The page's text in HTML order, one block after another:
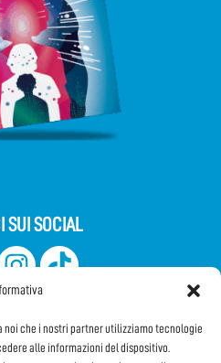
noi che i nostri partner utilizziamo tecnologie
alle informazioni del dispositivo.
SUI SOCIAL